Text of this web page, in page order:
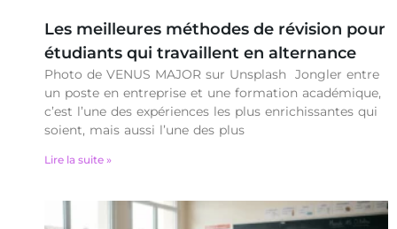
Les meilleures méthodes de révision pour
étudiants qui travaillent en alternance
Photo de VENUS MAJOR sur Unsplash Jongler entre
un poste en entreprise et une formation académique,
c’est l’une des expériences les plus enrichissantes qui
soient, mais aussi l’une des plus
Lire la suite »